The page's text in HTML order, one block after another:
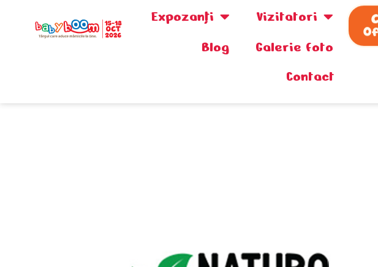
Expozanţi
Vizitatori
Blog
Galerie foto
Contact